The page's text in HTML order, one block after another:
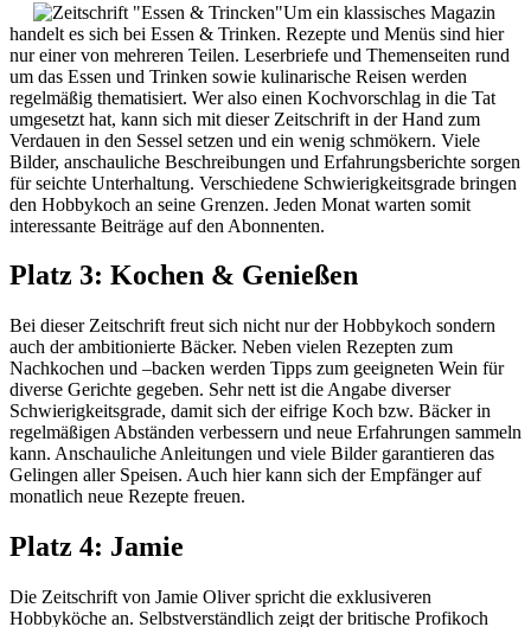
Um ein klassisches Magazin
handelt es sich bei Essen & Trinken. Rezepte und Menüs sind hier
nur einer von mehreren Teilen. Leserbriefe und Themenseiten rund
um das Essen und Trinken sowie kulinarische Reisen werden
regelmäßig thematisiert. Wer also einen Kochvorschlag in die Tat
umgesetzt hat, kann sich mit dieser Zeitschrift in der Hand zum
Verdauen in den Sessel setzen und ein wenig schmökern. Viele
Bilder, anschauliche Beschreibungen und Erfahrungsberichte sorgen
für seichte Unterhaltung. Verschiedene Schwierigkeitsgrade bringen
den Hobbykoch an seine Grenzen. Jeden Monat warten somit
interessante Beiträge auf den Abonnenten.
Platz 3: Kochen & Genießen
Bei dieser Zeitschrift freut sich nicht nur der Hobbykoch sondern
auch der ambitionierte Bäcker. Neben vielen Rezepten zum
Nachkochen und –backen werden Tipps zum geeigneten Wein für
diverse Gerichte gegeben. Sehr nett ist die Angabe diverser
Schwierigkeitsgrade, damit sich der eifrige Koch bzw. Bäcker in
regelmäßigen Abständen verbessern und neue Erfahrungen sammeln
kann. Anschauliche Anleitungen und viele Bilder garantieren das
Gelingen aller Speisen. Auch hier kann sich der Empfänger auf
monatlich neue Rezepte freuen.
Platz 4: Jamie
Die Zeitschrift von Jamie Oliver spricht die exklusiveren
Hobbyköche an. Selbstverständlich zeigt der britische Profikoch